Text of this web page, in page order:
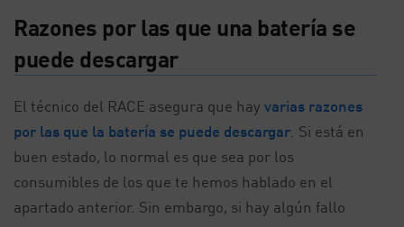
Razones por las que una batería se
puede descargar
El técnico del RACE asegura que hay varias razones
por las que la batería se puede descargar . Si está en
buen estado, lo normal es que sea por los
consumibles de los que te hemos hablado en el
apartado anterior. Sin embargo, si hay algún fallo